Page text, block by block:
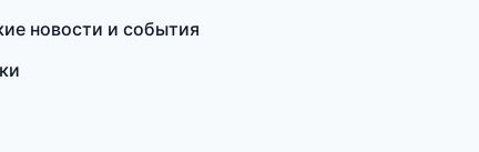
новости и события